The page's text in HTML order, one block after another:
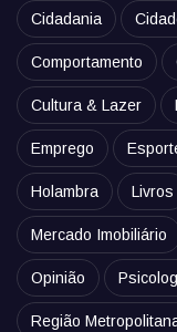
Cidadania
Comportamento
Cultura & Lazer
Emprego
Holambra Livros
Mercado Imobiliário
Opinião
Região